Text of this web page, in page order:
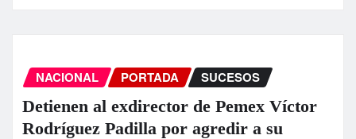
NACIONAL PORTADA SUCESOS
Detienen al exdirector de Pemex Víctor
Rodríguez Padilla por agredir a su